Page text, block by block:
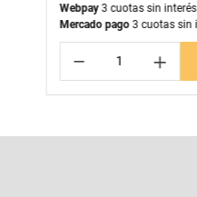
Webpay3 cuotas sin interés
Mercado pago3 cuotas sin
＋
－